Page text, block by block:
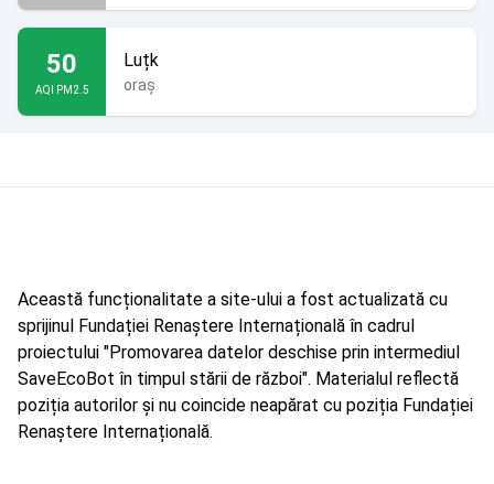
50
AQI PM2.5
Luțk
oraș
Această funcționalitate a site-ului a fost actualizată cu
sprijinul Fundației Renaștere Internațională în cadrul
proiectului "Promovarea datelor deschise prin intermediul
SaveEcoBot în timpul stării de război". Materialul reflectă
poziția autorilor și nu coincide neapărat cu poziția Fundației
Renaștere Internațională.